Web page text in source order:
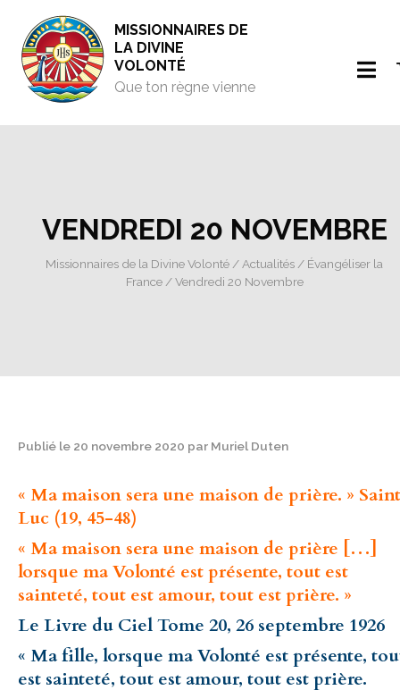
MISSIONNAIRES DE
LA DIVINE
VOLONTÉ
Que ton règne vienne
VENDREDI 20 NOVEMBRE
Missionnaires de la Divine Volonté / Actualités / Évangéliser la
France/ Vendredi 20 Novembre
Publié le 20 novembre 2020 par Muriel Duten
« Ma maison sera une maison de prière. » Saint
Luc (19, 45-48)
« Ma maison sera une maison de prière […]
lorsque ma Volonté est présente, tout est
sainteté, tout est amour, tout est prière. »
Le Livre du Ciel Tome 20, 26 septembre 1926
« Ma fille, lorsque ma Volonté est présente,
est sainteté, tout est amour, tout est prière.